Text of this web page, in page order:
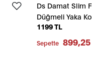
Ds Damat Slim
Düğmeli Yaka
Detaylı Pamuklu
1199 TL
Sepette 899,25